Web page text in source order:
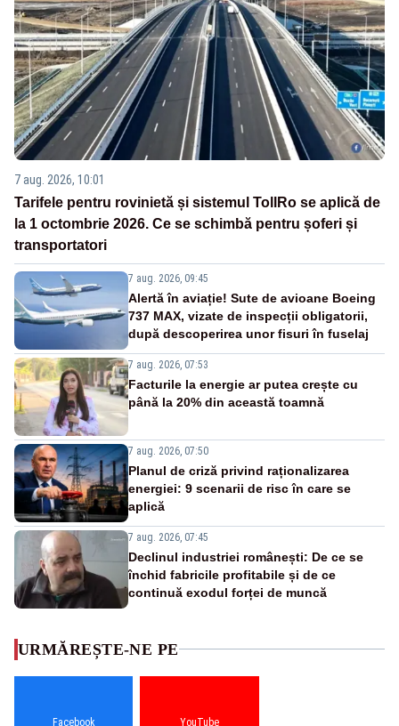
7 aug. 2026, 10:01
Tarifele pentru rovinietă și sistemul TollRo se aplică de
la 1 octombrie 2026. Ce se schimbă pentru șoferi și
transportatori
7 aug. 2026, 09:45
Alertă în aviație! Sute de avioane Boeing
737 MAX, vizate de inspecții obligatorii,
după descoperirea unor fisuri în fuselaj
7 aug. 2026, 07:53
Facturile la energie ar putea crește cu
până la 20% din această toamnă
7 aug. 2026, 07:50
Planul de criză privind raționalizarea
energiei: 9 scenarii de risc în care se
aplică
7 aug. 2026, 07:45
Declinul industriei românești: De ce se
închid fabricile profitabile și de ce
continuă exodul forței de muncă
URMĂREȘTE-NE PE
Facebook YouTube